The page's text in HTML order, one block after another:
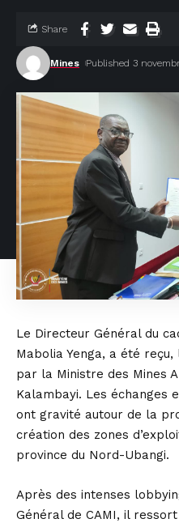
Mines Published 3
Share
Le Directeur Général du
Mabolia Yenga, a été
par la Ministre des Mines
Kalambayi. Les échanges
ont gravité autour de la
création des zones
province du Nord-Ubangi.
Après des intenses
Général de CAMI, il